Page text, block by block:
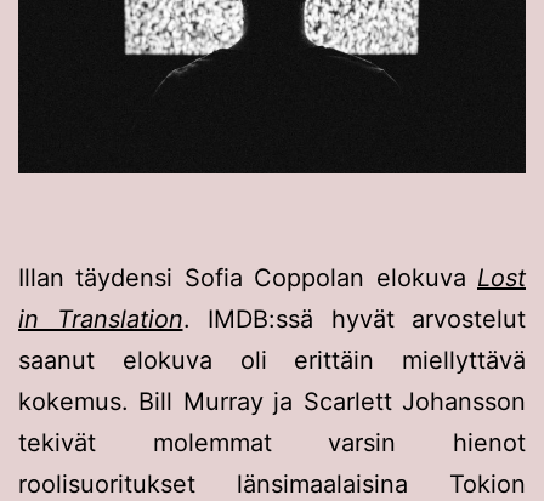
Illan täydensi Sofia Coppolan elokuva Lost
in Translation. IMDB:ssä hyvät arvostelut
saanut elokuva oli erittäin miellyttävä
kokemus. Bill Murray ja Scarlett Johansson
tekivät molemmat varsin hienot
roolisuoritukset länsimaalaisina Tokion